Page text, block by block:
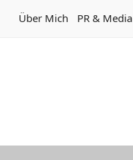
Über Mich PR & Media